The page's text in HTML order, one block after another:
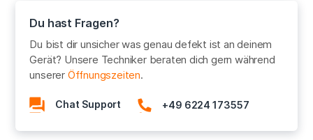
Du hast Fragen?
Du bist dir unsicher was genau defekt ist an deinem
Gerät? Unsere Techniker beraten dich gern während
unserer Öffnungszeiten.
Chat Support +49 6224 173557